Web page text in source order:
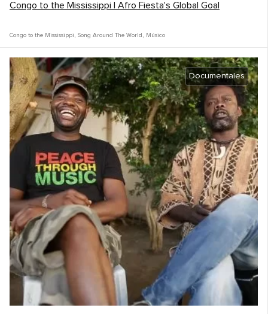
Congo to the Mississippi | Afro Fiesta's Global Goal
Congo to the Mississippi , Song Around The World , Músico
Documentales